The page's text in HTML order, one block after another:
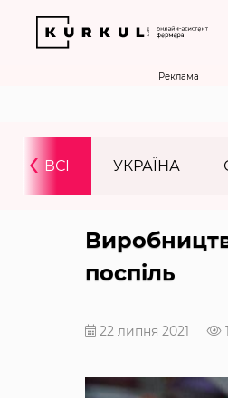
Реклама
ВСІ УКРАЇНА
‹
поспіль
22 липня 2021